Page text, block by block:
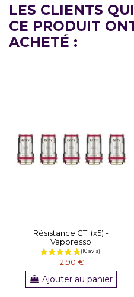
LES CLIENTS
CE PRODUIT
ACHETÉ :
Résistance GTI (x5) -
Vaporesso
12,90 €
Ajouter au panier